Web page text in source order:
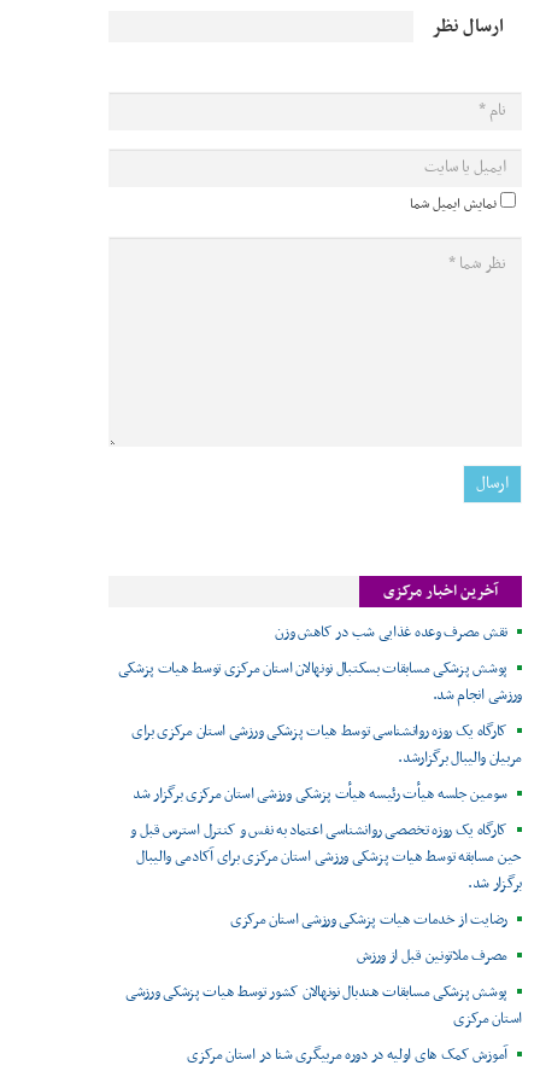
ارسال نظر
نمایش ایمیل شما
آخرین اخبار مرکزی
نقش مصرف وعده غذایی شب در کاهش وزن
پوشش پزشکی مسابقات بسکتبال نونهالان استان مرکزی توسط هیات پزشکی
ورزشی انجام شد.
کارگاه یک روزه روانشناسی توسط هیات پزشکی ورزشی استان مرکزی برای
مربیان والیبال برگزارشد.
سومین جلسه هیأت رئیسه هیأت پزشکی ورزشی استان مرکزی برگزار شد
کارگاه یک روزه تخصصی روانشناسی اعتماد به نفس و کنترل استرس قبل و
حین مسابقه توسط هیات پزشکی ورزشی استان مرکزی برای آکادمی والیبال
برگزار شد.
رضایت از خدمات هیات پزشکی ورزشی استان مرکزی
مصرف ملاتونین قبل از ورزش
پوشش پزشکی مسابقات هندبال نونهالان کشور توسط هیات پزشکی ورزشی
استان مرکزی
آموزش کمک های اولیه در دوره مربیگری شنا در استان مرکزی